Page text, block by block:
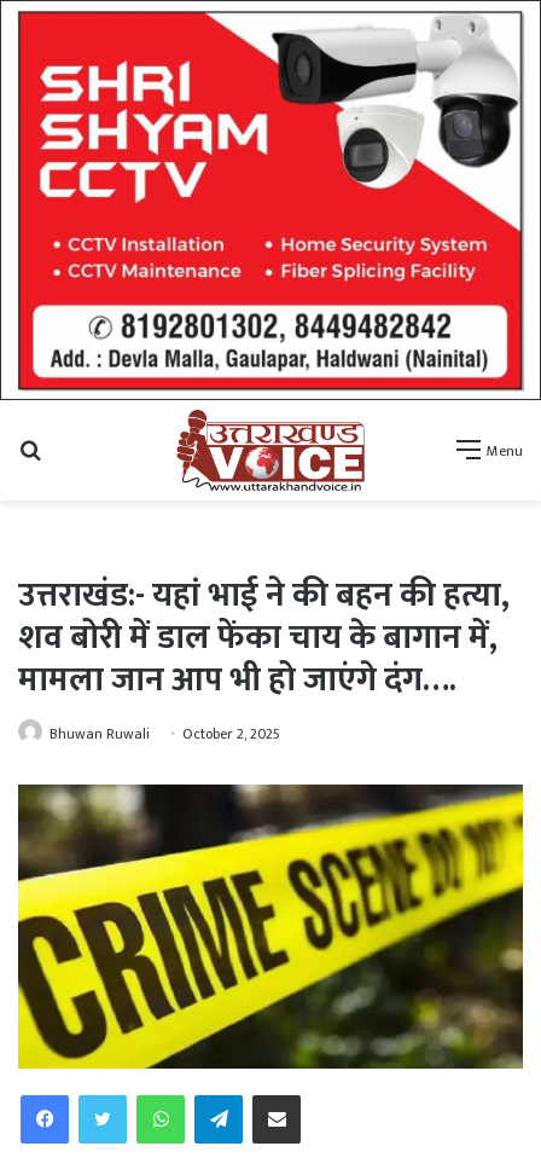
Menu
उत्तराखंड:- यहां भाई ने की बहन की हत्या,
शव बोरी में डाल फेंका चाय के बागान में,
मामला जान आप भी हो जाएंगे दंग….
Bhuwan Ruwali October 2, 2025
WhatsAppTelegramShare via Email